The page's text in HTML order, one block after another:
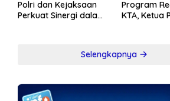
Polri dan Kejaksaan
Perkuat Sinergi dalam
Program
KTA, Ketua
Selengkapnya